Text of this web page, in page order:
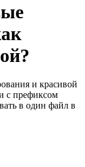
и красивой
с префиксом
в один файл в